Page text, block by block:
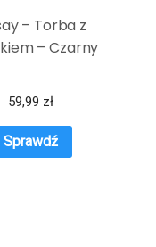
– Torba z
– Czarny
59,99 zł
Sprawdź